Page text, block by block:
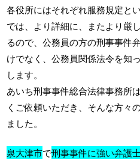
各役所にはそれぞれ服務規定と
では、より詳細に、またより厳
るので、公務員の方の刑事事件
けでなく、公務員関係法令を知
します。
あいち刑事事件総合法律事務所
くご依頼いただき、そんな方々
ました。
泉大津市で刑事事件に強い弁護